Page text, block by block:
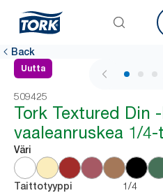
Back
Uutta
1 / 3
509425
Tork Textured Din
vaaleanruskea 1/
Väri
Taittotyyppi 1/4